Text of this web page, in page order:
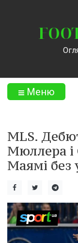
Меню
MLS.
Мюллера і
Маямі без